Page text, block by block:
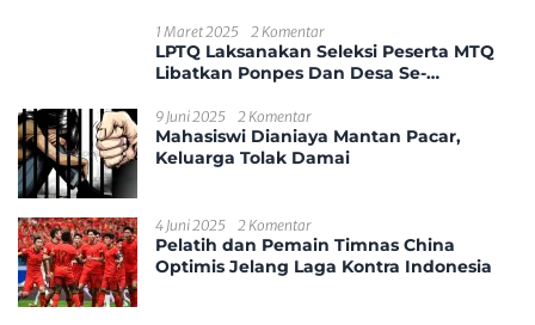
1 Maret 2025 2 Komentar
LPTQ Laksanakan Seleksi Peserta MTQ
Libatkan Ponpes Dan Desa Se-
9 Juni 2025 2 Komentar
Mahasiswi Dianiaya Mantan Pacar,
Keluarga Tolak Damai
4 Juni 2025 2 Komentar
Pelatih dan Pemain Timnas China
Optimis Jelang Laga Kontra Indonesia